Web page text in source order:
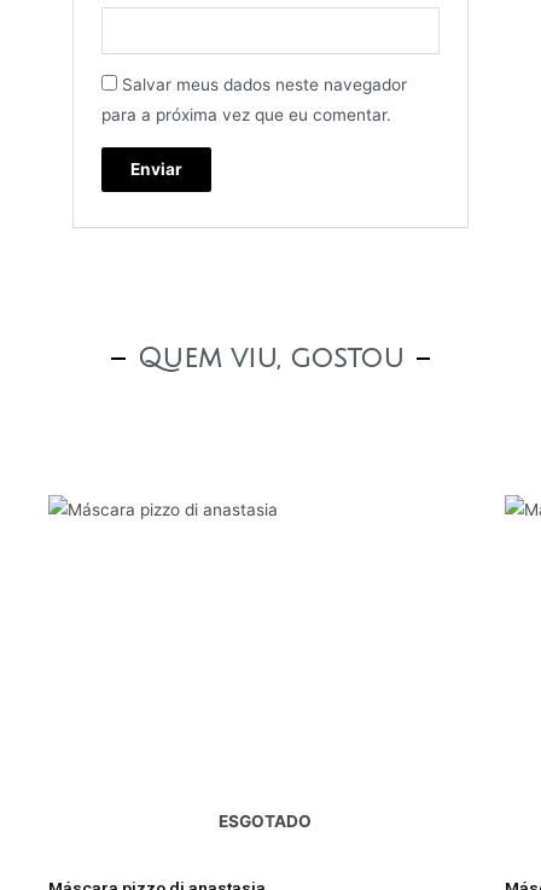
Salvar meus dados neste navegador
para a próxima vez que eu comentar.
Quem viu, gostou
ESGOTADO